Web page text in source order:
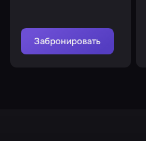
Забронировать